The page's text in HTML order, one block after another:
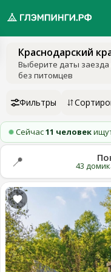
Подарочные
сертификаты
Краснодарский
Выберите даты
без питомцев
Фильтры
Сейчас11 человек
📍 43